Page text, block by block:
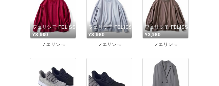
フェリシモ FELISSIMO
¥3,960
フェリシモ
フェリシモ FELISSIMO
¥3,960
フェリシモ
フェリシモ FELISSIMO
¥3,960
フェリシモ